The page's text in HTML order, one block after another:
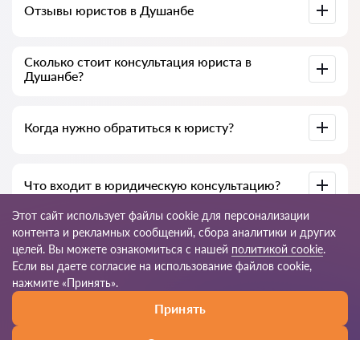
Отзывы юристов в Душанбе
Advokat-tj.com — полезны для выбора специалиста.
Сколько стоит консультация юриста в
Душанбе?
темы вопроса.
Когда нужно обратиться к юристу?
жалобах или необходимости разъяснения закона.
Что входит в юридическую консультацию?
Анализ ситуации, разъяснение норм закона, варианты
решения, рекомендации и пошаговый план действий.
Карта сайта
Этот сайт использует файлы cookie для персонализации
контента и рекламных сообщений, сбора аналитики и других
целей. Вы можете ознакомиться с нашей политикой cookie.
Если вы даете согласие на использование файлов cookie,
нажмите «Принять».
Принять